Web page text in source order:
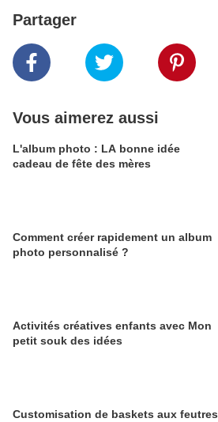
Partager
Vous aimerez aussi
L'album photo : LA bonne idée
cadeau de fête des mères
Comment créer rapidement un album
photo personnalisé ?
Activités créatives enfants avec Mon
petit souk des idées
Customisation de baskets aux feutres